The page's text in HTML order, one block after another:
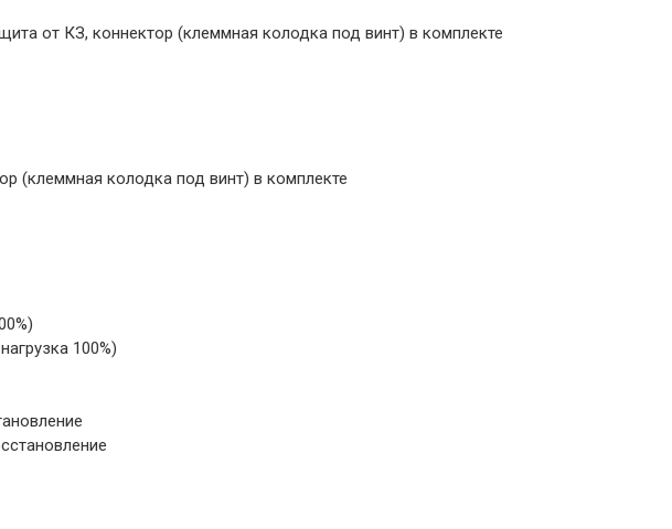
от КЗ, коннектор (клеммная колодка под винт) в комплекте
(клеммная колодка под винт) в комплекте
100%)